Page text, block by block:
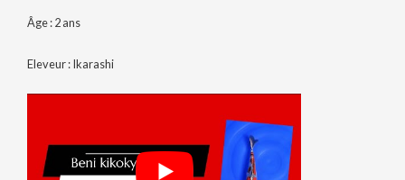
Âge : 2 ans
Eleveur : Ikarashi